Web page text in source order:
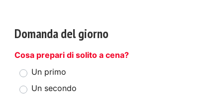
Domanda del giorno
Cosa prepari di solito a cena?
Un primo
Un secondo